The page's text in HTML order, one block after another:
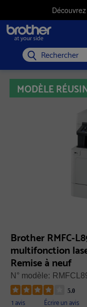
Rechercher
MODÈLE
Brother RMFC-
multifonction
Remise à neuf
N° modèle:
5.0
1 avis Écrire un avis